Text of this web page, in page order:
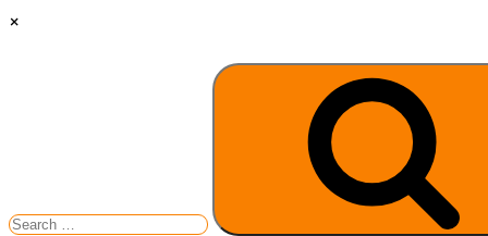
×